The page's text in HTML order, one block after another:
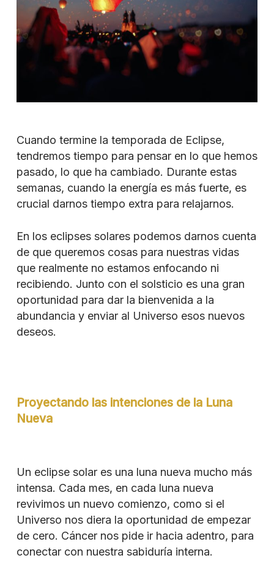
Cuando termine la temporada de Eclipse,
tendremos tiempo para pensar en lo que hemos
pasado, lo que ha cambiado. Durante estas
semanas, cuando la energía es más fuerte, es
crucial darnos tiempo extra para relajarnos.
En los eclipses solares podemos darnos cuenta
de que queremos cosas para nuestras vidas
que realmente no estamos enfocando ni
recibiendo. Junto con el solsticio es una gran
oportunidad para dar la bienvenida a la
abundancia y enviar al Universo esos nuevos
deseos.
Proyectando las intenciones de la Luna
Nueva
Un eclipse solar es una luna nueva mucho más
intensa. Cada mes, en cada luna nueva
revivimos un nuevo comienzo, como si el
Universo nos diera la oportunidad de empezar
de cero. Cáncer nos pide ir hacia adentro, para
conectar con nuestra sabiduría interna.